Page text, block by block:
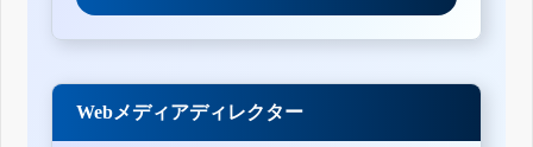
Webメディアディレクター